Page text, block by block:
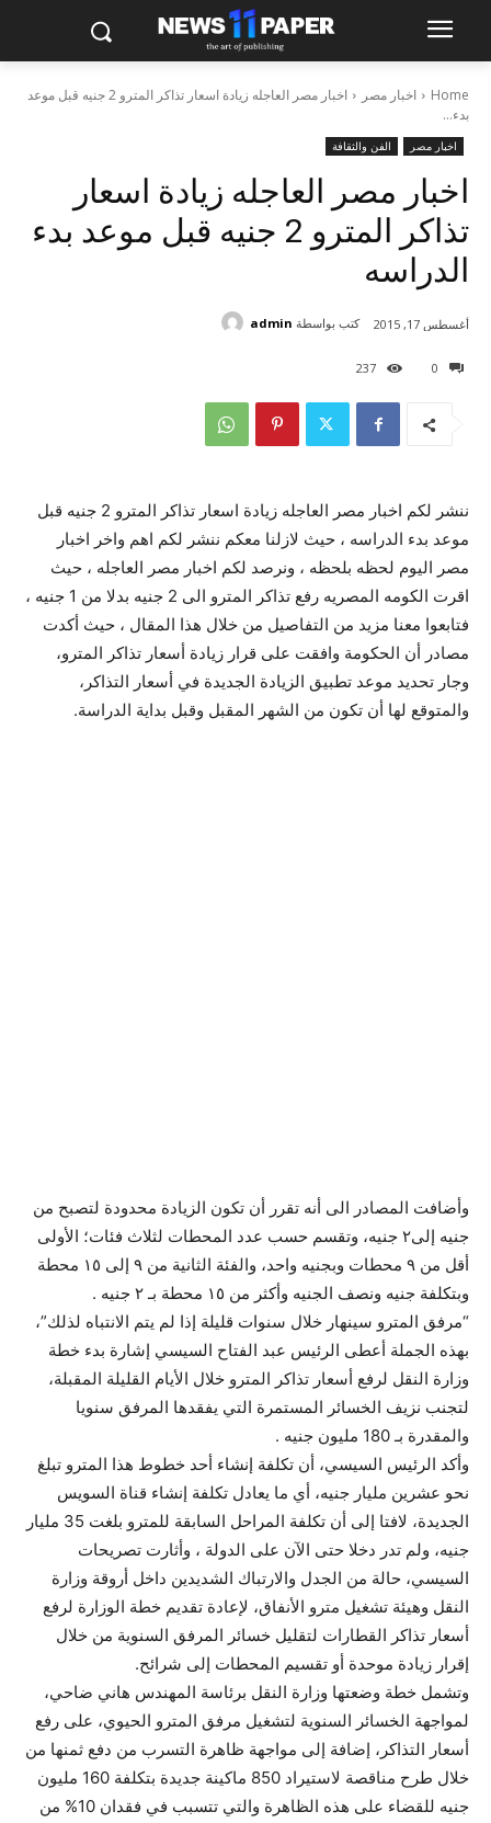
Home اخبار مصر
اخبار مصر العاجله زيادة اسعار تذاكر المترو 2 جنيه قبل موعد
بدء...
اخبار مصر الفن والثقافة
اخبار مصر العاجله زيادة اسعار
تذاكر المترو 2 جنيه قبل موعد بدء
الدراسه
0
237
أغسطس 17, 2015 كتب بواسطة admin
ننشر لكم اخبار مصر العاجله زيادة اسعار تذاكر المترو 2 جنيه قبل
موعد بدء الدراسه ، حيث لازلنا معكم ننشر لكم اهم واخر اخبار
مصر اليوم لحظه بلحظه ، ونرصد لكم اخبار مصر العاجله ، حيث
اقرت الكومه المصريه رفع تذاكر المترو الى 2 جنيه بدلا من 1 جنيه ،
فتابعوا معنا مزيد من التفاصيل من خلال هذا المقال ، حيث أكدت
مصادر أن الحكومة وافقت على قرار زيادة أسعار تذاكر المترو،
وجار تحديد موعد تطبيق الزيادة الجديدة في أسعار التذاكر،
والمتوقع لها أن تكون من الشهر المقبل وقبل بداية الدراسة.
وأضافت المصادر الى أنه تقرر أن تكون الزيادة محدودة لتصبح من
جنيه إلى٢ جنيه، وتقسم حسب عدد المحطات لثلاث فئات؛ الأولى
أقل من ٩ محطات وبجنيه واحد، والفئة الثانية من ٩ إلى ١٥ محطة
وبتكلفة جنيه ونصف الجنيه وأكثر من ١٥ محطة بـ ٢ جنيه .
“مرفق المترو سينهار خلال سنوات قليلة إذا لم يتم الانتباه لذلك”،
بهذه الجملة أعطى الرئيس عبد الفتاح السيسي إشارة بدء خطة
وزارة النقل لرفع أسعار تذاكر المترو خلال الأيام القليلة المقبلة،
لتجنب نزيف الخسائر المستمرة التي يفقدها المرفق سنويا
والمقدرة بـ 180 مليون جنيه .
وأكد الرئيس السيسي، أن تكلفة إنشاء أحد خطوط هذا المترو تبلغ
نحو عشرين مليار جنيه، أي ما يعادل تكلفة إنشاء قناة السويس
الجديدة، لافتا إلى أن تكلفة المراحل السابقة للمترو بلغت 35 مليار
جنيه، ولم تدر دخلا حتى الآن على الدولة ، وأثارت تصريحات
السيسي، حالة من الجدل والارتباك الشديدين داخل أروقة وزارة
النقل وهيئة تشغيل مترو الأنفاق، لإعادة تقديم خطة الوزارة لرفع
أسعار تذاكر القطارات لتقليل خسائر المرفق السنوية من خلال
إقرار زيادة موحدة أو تقسيم المحطات إلى شرائح.
وتشمل خطة وضعتها وزارة النقل برئاسة المهندس هاني ضاحي،
لمواجهة الخسائر السنوية لتشغيل مرفق المترو الحيوي، على رفع
أسعار التذاكر، إضافة إلى مواجهة ظاهرة التسرب من دفع ثمنها من
خلال طرح مناقصة لاستيراد 850 ماكينة جديدة بتكلفة 160 مليون
جنيه للقضاء على هذه الظاهرة والتي تتسبب في فقدان 10% من